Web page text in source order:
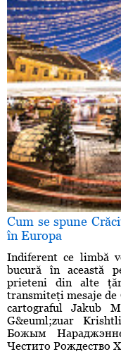
Cum se spune
în Europa
Indiferent ce limbă
bucură în această
prieteni din alte
transmiteţi mesaje de
cartograful Jakub
G&euml;zuar
Божым
Честито Рождество